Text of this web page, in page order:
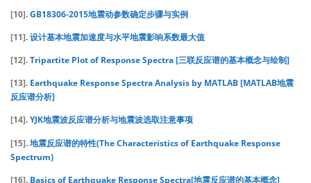
[10].GB18306-2015地震动参数确定步骤与实例
[11].设计基本地震加速度与水平地震影响系数最大值
[12].Tripartite Plot of Response Spectra [三联反应谱的基本概念与绘制]
[13]. Earthquake Response Spectra Analysis by MATLAB [MATLAB地震
反应谱分析]
[14].YJK地震波反应谱分析与地震波选取注意事项
[15].地震反应谱的特性(The Characteristics of Earthquake Response
Spectrum)
[16]. Basics of Earthquake Response Spectra[地震反应谱的基本概念]